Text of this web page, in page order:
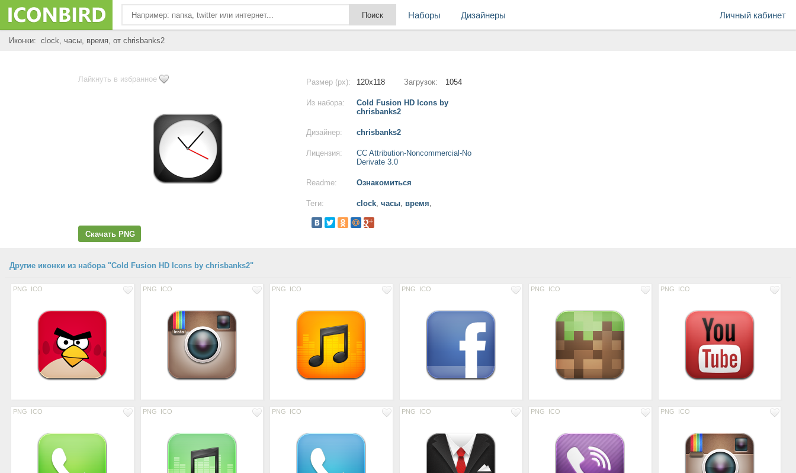
Личный кабинет
Наборы Дизайнеры
Иконки: clock, часы, время, от chrisbanks2
Лайкнуть в избранное
Скачать PNG
Размер (px): 120x118 Загрузок: 1054
Из набора:
Cold Fusion HD Icons by
chrisbanks2
Дизайнер: chrisbanks2
Лицензия:
CC Attribution-Noncommercial-No
Derivate 3.0
Readme: Ознакомиться
Теги: clock, часы, время,
Другие иконки из набора "Cold Fusion HD Icons by chrisbanks2"
PNG ICO PNG ICO PNG ICO PNG ICO PNG ICO PNG ICO
PNG ICO PNG ICO PNG ICO PNG ICO PNG ICO PNG ICO